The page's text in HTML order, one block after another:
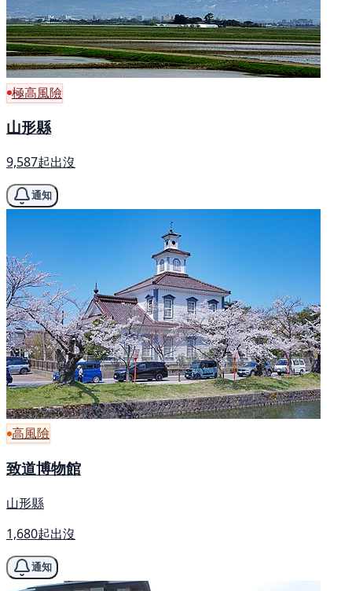
極高風險
山形縣
9,587起出沒
通知
高風險
致道博物館
山形縣
1,680起出沒
通知